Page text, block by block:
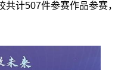
计507件参赛作品参赛